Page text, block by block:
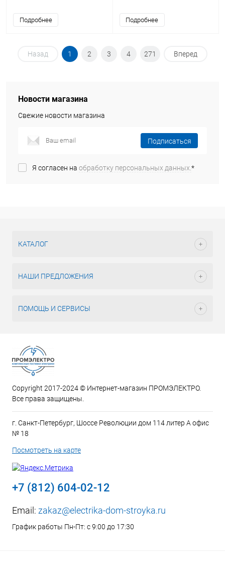
Подробнее Подробнее
Назад 1 2 3 4 271 Вперед
Новости магазина
Свежие новости магазина
Подписаться
Я согласен на обработку персональных данных.*
КАТАЛОГ
НАШИ ПРЕДЛОЖЕНИЯ
ПОМОЩЬ И СЕРВИСЫ
Copyright 2017-2024 © Интернет-магазин ПРОМЭЛЕКТРО.
Все права защищены.
г. Санкт-Петербург, Шоссе Революции дом 114 литер А офис
№ 18
Посмотреть на карте
+7 (812) 604-02-12
Email: zakaz@electrika-dom-stroyka.ru
График работы Пн-Пт: с 9:00 до 17:30